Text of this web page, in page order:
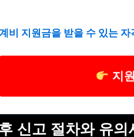
비 지원금을 받을 수 있는
지원
신고 절차와 유의